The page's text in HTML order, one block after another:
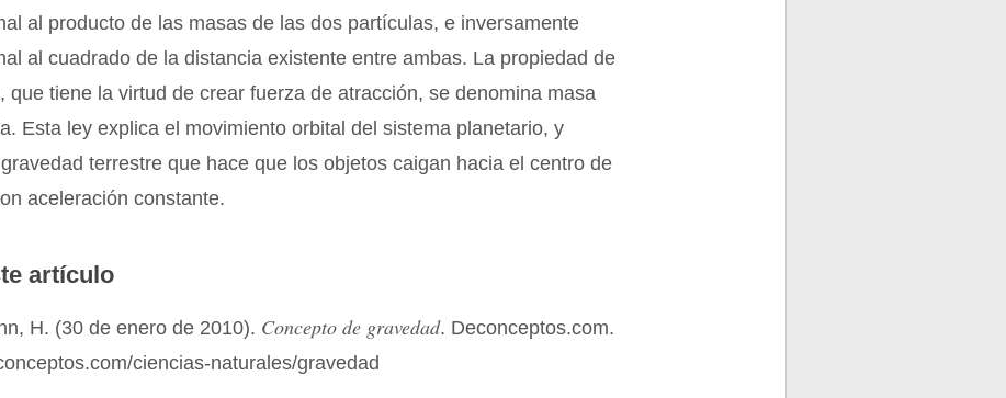
al producto de las masas de las dos partículas, e inversamente
al cuadrado de la distancia existente entre ambas. La propiedad de
que tiene la virtud de crear fuerza de atracción, se denomina masa
Esta ley explica el movimiento orbital del sistema planetario, y
terrestre que hace que los objetos caigan hacia el centro de
aceleración constante.
artículo
H. (30 de enero de 2010). Concepto de gravedad. Deconceptos.com.
ciencias-naturales/gravedad